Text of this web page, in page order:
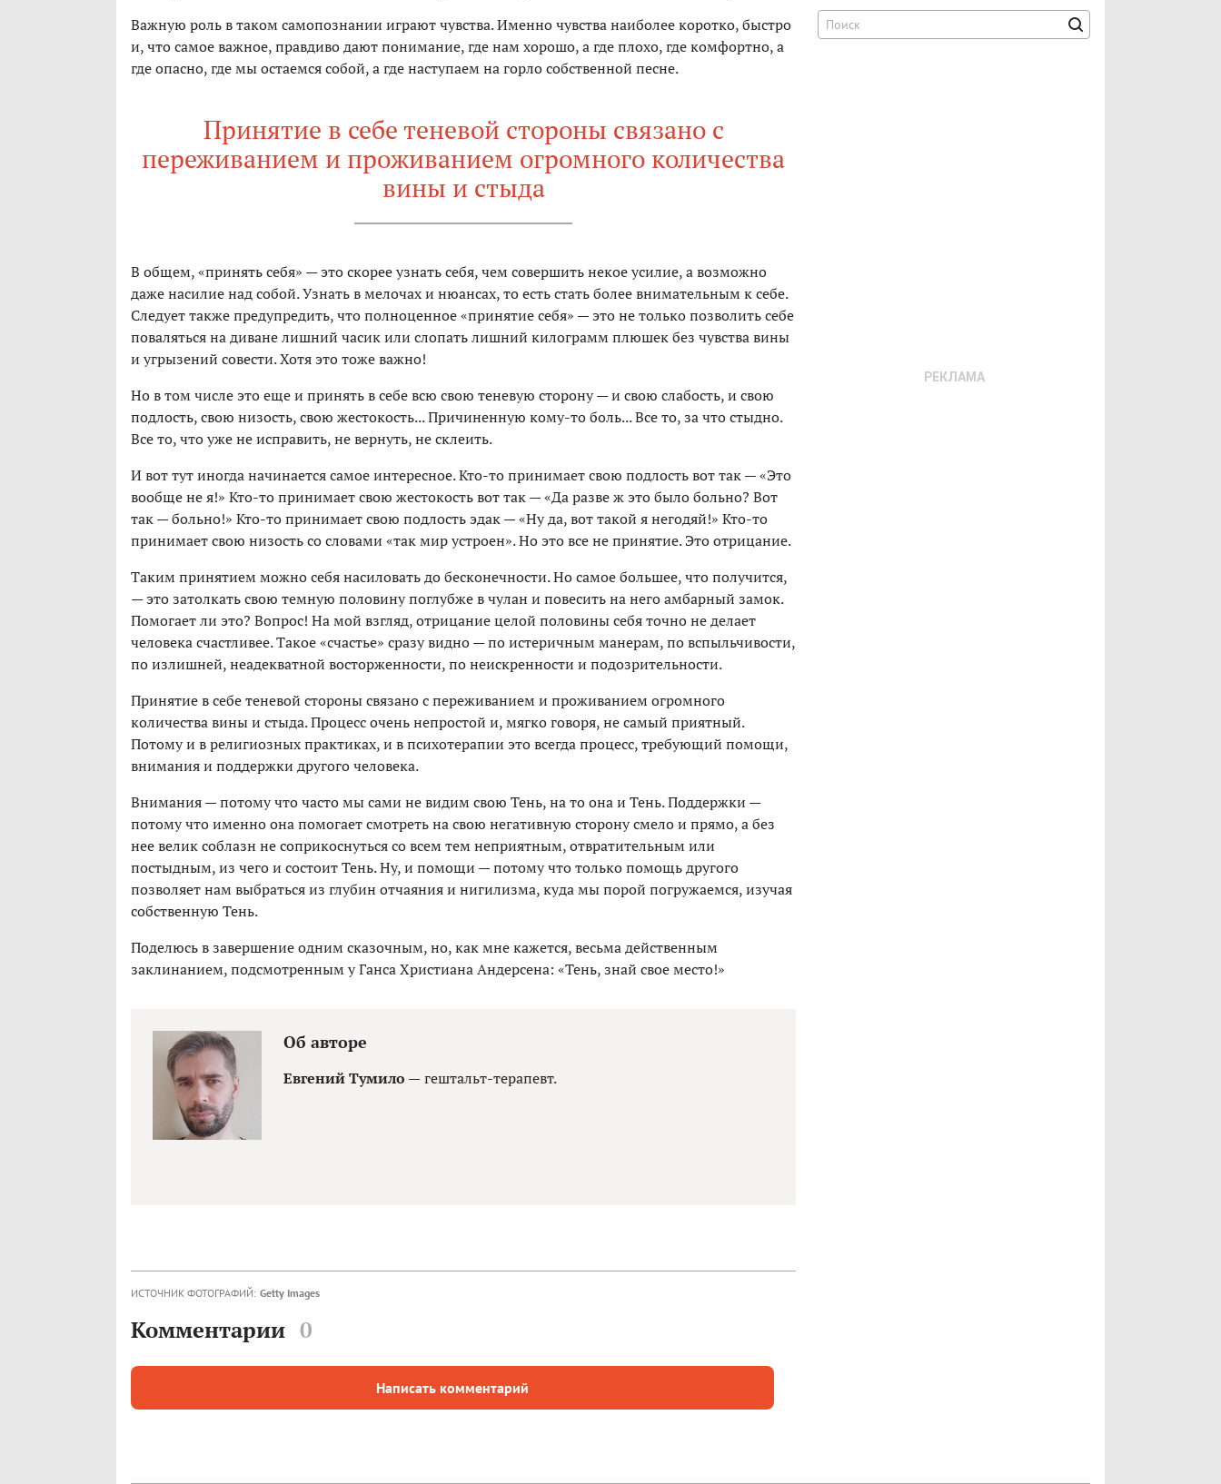
Важную роль в таком самопознании играют чувства. Именно чувства наиболее коротко, быстро
и, что самое важное, правдиво дают понимание, где нам хорошо, а где плохо, где комфортно, а
где опасно, где мы остаемся собой, а где наступаем на горло собственной песне.
Принятие в себе теневой стороны связано с
переживанием и проживанием огромного количества
вины и стыда
В общем, «принять себя» — это скорее узнать себя, чем совершить некое усилие, а возможно
даже насилие над собой. Узнать в мелочах и нюансах, то есть стать более внимательным к себе.
Следует также предупредить, что полноценное «принятие себя» — это не только позволить себе
поваляться на диване лишний часик или слопать лишний килограмм плюшек без чувства вины
и угрызений совести. Хотя это тоже важно!
Но в том числе это еще и принять в себе всю свою теневую сторону — и свою слабость, и свою
подлость, свою низость, свою жестокость... Причиненную кому-то боль... Все то, за что стыдно.
Все то, что уже не исправить, не вернуть, не склеить.
И вот тут иногда начинается самое интересное. Кто-то принимает свою подлость вот так — «Это
вообще не я!» Кто-то принимает свою жестокость вот так — «Да разве ж это было больно? Вот
так — больно!» Кто-то принимает свою подлость эдак — «Ну да, вот такой я негодяй!» Кто-то
принимает свою низость со словами «так мир устроен». Но это все не принятие. Это отрицание.
Таким принятием можно себя насиловать до бесконечности. Но самое большее, что получится,
— это затолкать свою темную половину поглубже в чулан и повесить на него амбарный замок.
Помогает ли это? Вопрос! На мой взгляд, отрицание целой половины себя точно не делает
человека счастливее. Такое «счастье» сразу видно — по истеричным манерам, по вспыльчивости,
по излишней, неадекватной восторженности, по неискренности и подозрительности.
Принятие в себе теневой стороны связано с переживанием и проживанием огромного
количества вины и стыда. Процесс очень непростой и, мягко говоря, не самый приятный.
Потому и в религиозных практиках, и в психотерапии это всегда процесс, требующий помощи,
внимания и поддержки другого человека.
Внимания — потому что часто мы сами не видим свою Тень, на то она и Тень. Поддержки —
потому что именно она помогает смотреть на свою негативную сторону смело и прямо, а без
нее велик соблазн не соприкоснуться со всем тем неприятным, отвратительным или
постыдным, из чего и состоит Тень. Ну, и помощи — потому что только помощь другого
позволяет нам выбраться из глубин отчаяния и нигилизма, куда мы порой погружаемся, изучая
собственную Тень.
Поделюсь в завершение одним сказочным, но, как мне кажется, весьма действенным
заклинанием, подсмотренным у Ганса Христиана Андерсена: «Тень, знай свое место!»
Об авторе
Евгений Тумило — гештальт-терапевт.
ИСТОЧНИК ФОТОГРАФИЙ: Getty Images
Комментарии 0
Написать комментарий